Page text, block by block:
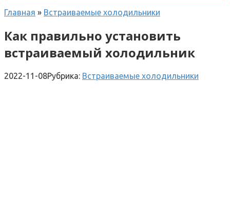
Главная » Встраиваемые холодильники
Как правильно установить
встраиваемый холодильник
2022-11-08Рубрика: Встраиваемые холодильники